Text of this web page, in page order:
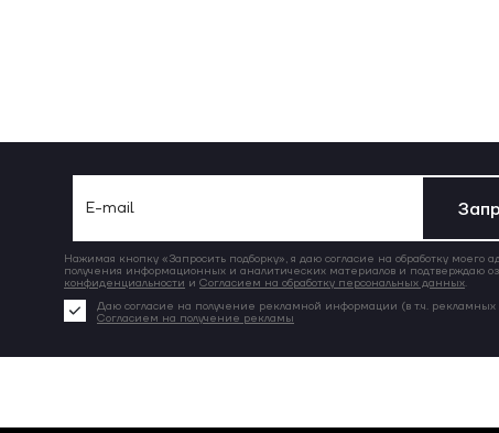
Нажимая кнопку «Запросить подборку», я даю согласие на обработку моего
получения информационных и аналитических материалов и подтверждаю
конфиденциальности и Согласием на обработку персональных данных.
Даю согласие на получение рекламной информации (в т.ч. рекламных
Согласием на получение рекламы